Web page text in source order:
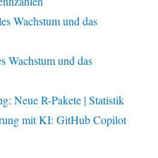
Wachstum und das
Wachstum und das
Neue R-Pakete | Statistik
mit KI: GitHub Copilot